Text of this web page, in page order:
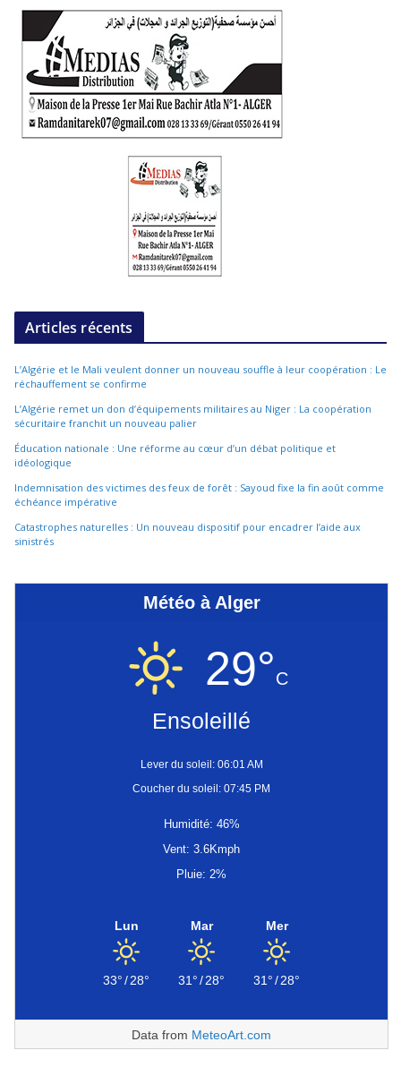
Articles récents
L’Algérie et le Mali veulent donner un nouveau souffle à leur coopération : Le
réchauffement se confirme
L’Algérie remet un don d’équipements militaires au Niger : La coopération
sécuritaire franchit un nouveau palier
Éducation nationale : Une réforme au cœur d’un débat politique et
idéologique
Indemnisation des victimes des feux de forêt : Sayoud fixe la fin août comme
échéance impérative
Catastrophes naturelles : Un nouveau dispositif pour encadrer l’aide aux
sinistrés
Météo à Alger
29°C
Ensoleillé
Lever du soleil: 06:01 AM
Coucher du soleil: 07:45 PM
Humidité: 46%
Vent: 3.6Kmph
Pluie: 2%
Lun
33°/28°
Mar
31°/28°
Mer
31°/28°
Data from MeteoArt.com